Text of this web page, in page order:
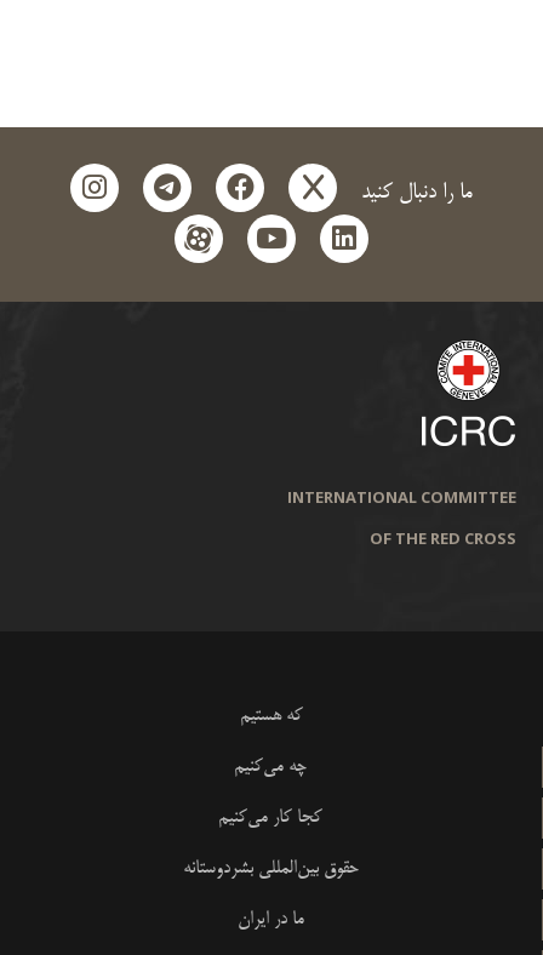
ما را دنبال کنید x
facebook
telegram
instagram
linkedin
youtube
aparat
INTERNATIONAL COMMITTEE
OF THE RED CROSS
که هستیم
چه می‌کنیم
کجا کار می‌کنیم
حقوق بین‌المللی بشردوستانه
ما در ایران